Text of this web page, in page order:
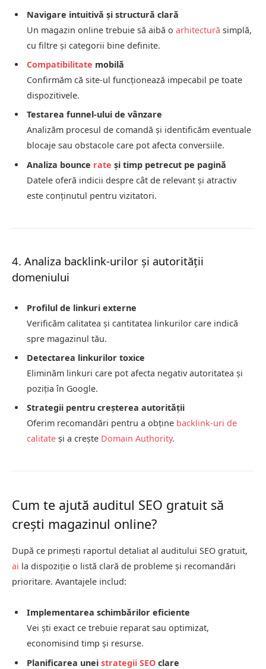
Navigare intuitivă și structură clară
Un magazin online trebuie să aibă o arhitectură simplă,
cu filtre și categorii bine definite.
Compatibilitate mobilă
Confirmăm că site-ul funcționează impecabil pe toate
dispozitivele.
Testarea funnel-ului de vânzare
Analizăm procesul de comandă și identificăm eventuale
blocaje sau obstacole care pot afecta conversiile.
Analiza bounce rate și timp petrecut pe pagină
Datele oferă indicii despre cât de relevant și atractiv
este conținutul pentru vizitatori.
4. Analiza backlink-urilor și autorității
domeniului
Profilul de linkuri externe
Verificăm calitatea și cantitatea linkurilor care indică
spre magazinul tău.
Detectarea linkurilor toxice
Eliminăm linkuri care pot afecta negativ autoritatea și
poziția în Google.
Strategii pentru creșterea autorității
Oferim recomandări pentru a obține backlink-uri de
calitate și a crește Domain Authority.
Cum te ajută auditul SEO gratuit să
crești magazinul online?
După ce primești raportul detaliat al auditului SEO gratuit,
ai la dispoziție o listă clară de probleme și recomandări
prioritare. Avantajele includ:
Implementarea schimbărilor eficiente
Vei ști exact ce trebuie reparat sau optimizat,
economisind timp și resurse.
Planificarea unei strategii SEO clare